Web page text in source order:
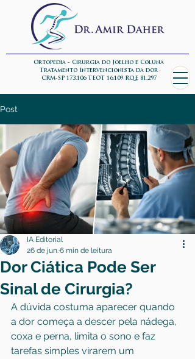
Ortopedia - Cirurgia do Joelho e Coluna
Tratamento Intervencionista da dor
CRM-SP 173.106 TEOT 16.109 RQE 81.297
Post
Dor Ciática Pode Ser
Sinal de Cirurgia?
IA Editorial
26 de jun.6 min de leitura
A dúvida costuma aparecer quando
a dor começa a descer pela nádega,
coxa e perna, limita o sono e faz
tarefas simples virarem um